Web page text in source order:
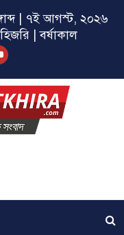
| ৭ই আগস্ট, ২০২৬
| বর্ষাকাল